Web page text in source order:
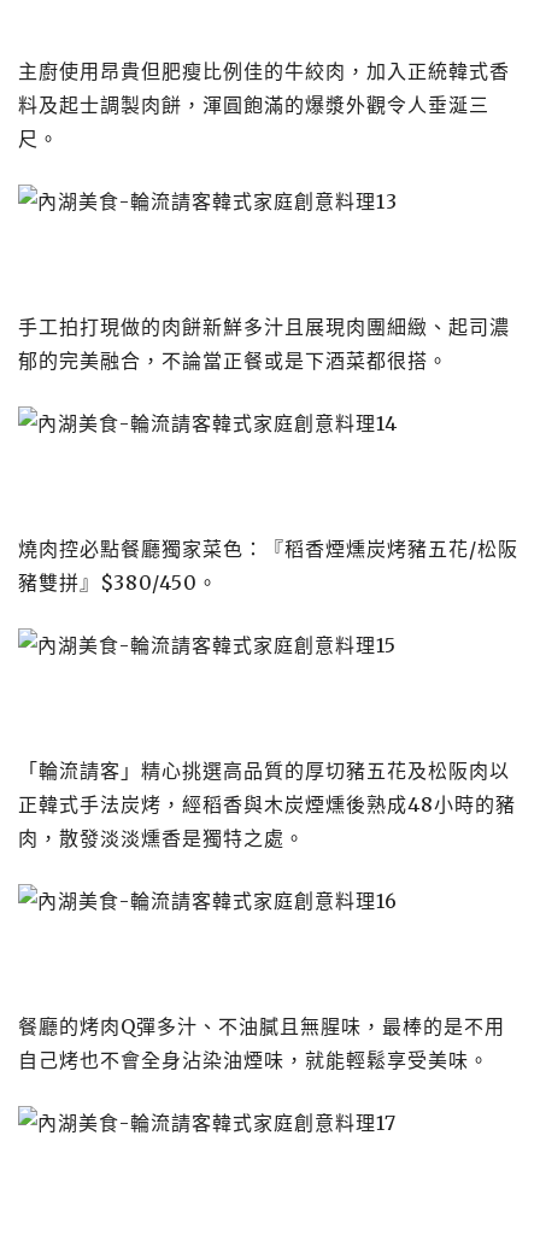
主廚使用昂貴但肥瘦比例佳的牛絞肉，加入正統韓式香
料及起士調製肉餅，渾圓飽滿的爆漿外觀令人垂涎三
尺。
手工拍打現做的肉餅新鮮多汁且展現肉團細緻、起司濃
郁的完美融合，不論當正餐或是下酒菜都很搭。
燒肉控必點餐廳獨家菜色：『稻香煙燻炭烤豬五花/松阪
豬雙拼』$380/450。
「輪流請客」精心挑選高品質的厚切豬五花及松阪肉以
正韓式手法炭烤，經稻香與木炭煙燻後熟成48小時的豬
肉，散發淡淡燻香是獨特之處。
餐廳的烤肉Q彈多汁、不油膩且無腥味，最棒的是不用
自己烤也不會全身沾染油煙味，就能輕鬆享受美味。